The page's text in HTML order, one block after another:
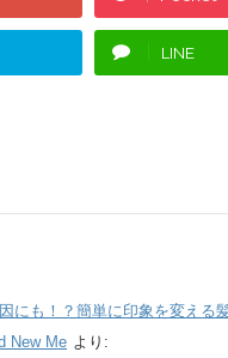
LINE
にも！？簡単に印象を変える
New Me より: